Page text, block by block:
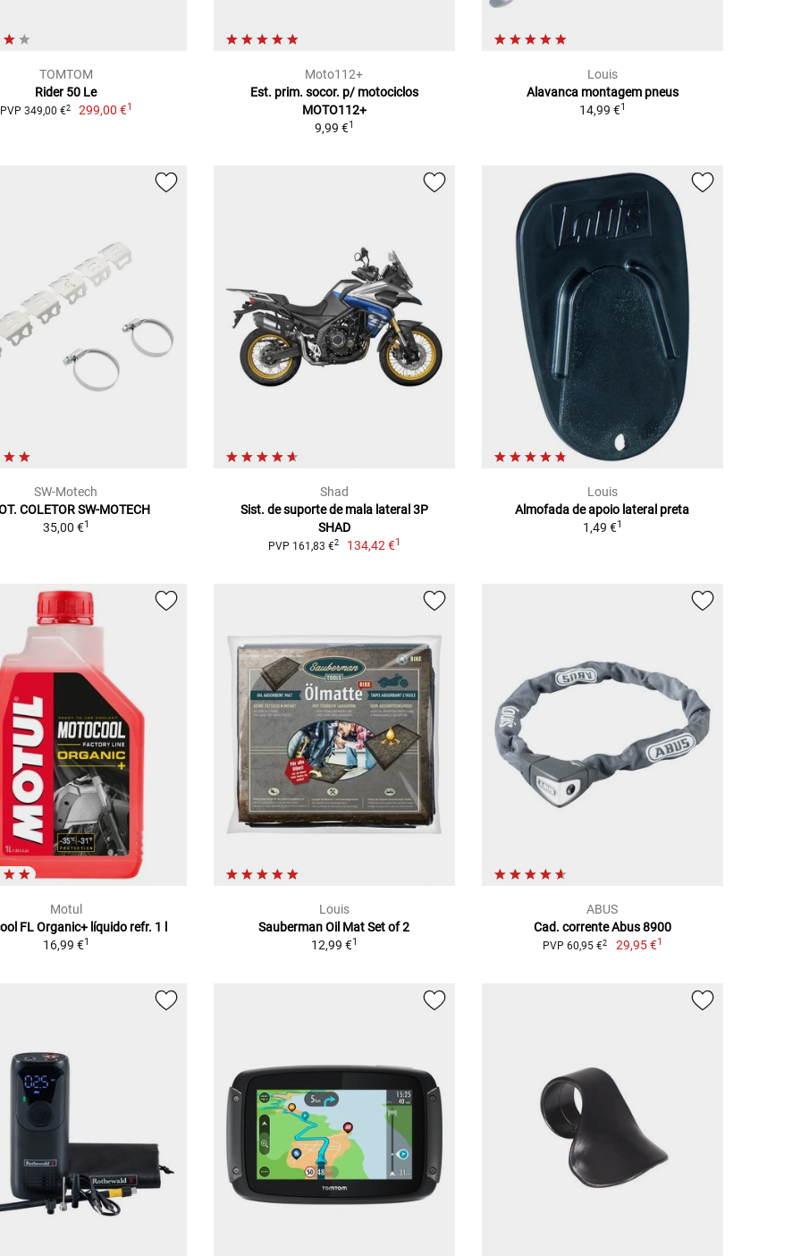
TOMTOM
Rider 50 Le
PVP 349,00 €2 299,00 €1
Moto112+
Est. prim. socor. p/ motociclos
MOTO112+
9,99 €1
Louis
Alavanca montagem pneus
14,99 €1
SW-Motech
COLETOR SW-MOTECH
35,00 €1
Shad
Sist. de suporte de mala lateral 3P
SHAD
PVP 161,83 €2 134,42 €1
Louis
Almofada de apoio lateral preta
1,49 €1
Motul
FL Organic+ líquido refr. 1 l
16,99 €1
Louis
Sauberman Oil Mat Set of 2
12,99 €1
ABUS
Cad. corrente Abus 8900
PVP 60,95 €2 29,95 €1